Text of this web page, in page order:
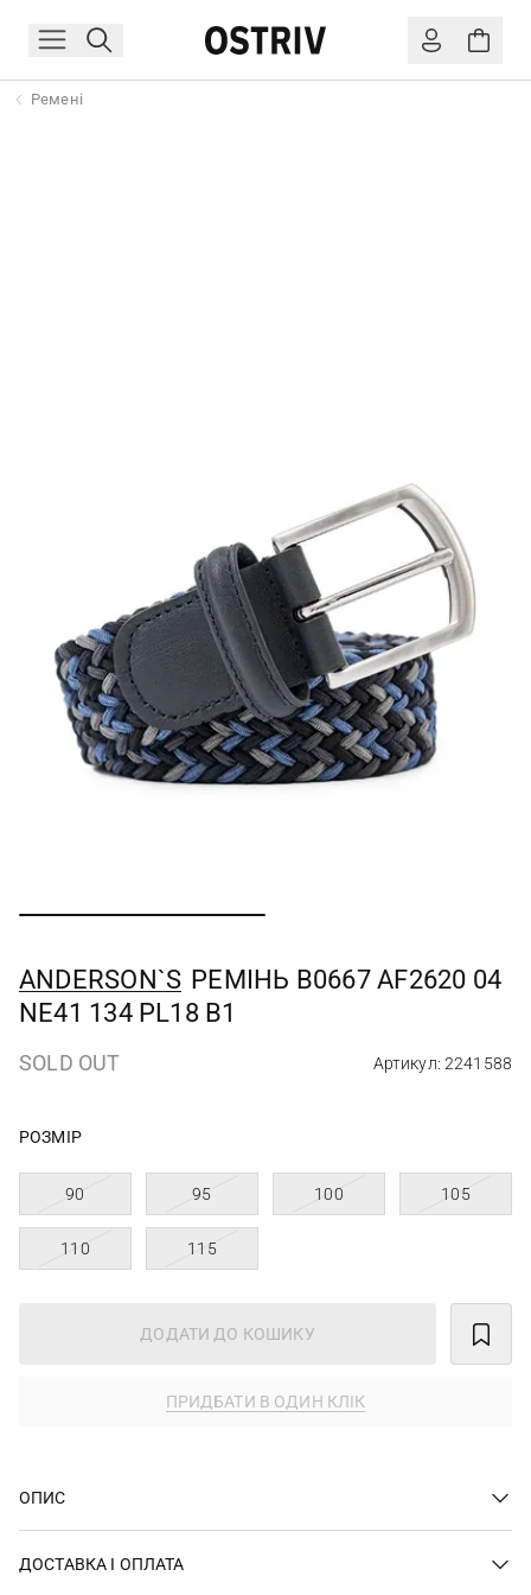
Ремені
ANDERSON`S РЕМІНЬ B0667 AF2620 04
NE41 134 PL18 B1
SOLD OUT Артикул: 2241588
РОЗМІР
90 95 100 105
110 115
ДОДАТИ ДО КОШИКУ
ПРИДБАТИ В ОДИН КЛІК
ОПИС
ДОСТАВКА І ОПЛАТА